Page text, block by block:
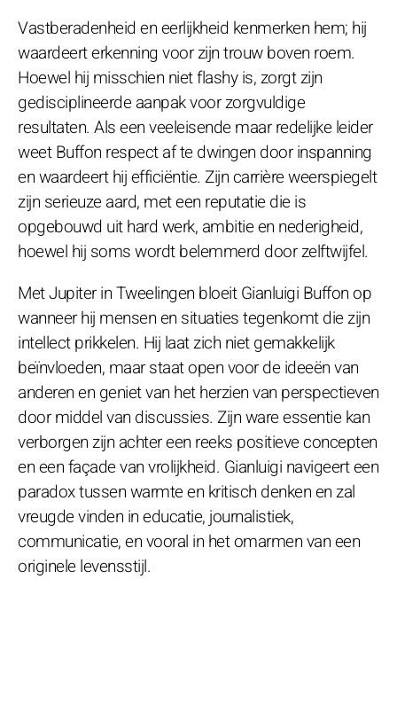
Vastberadenheid en eerlijkheid kenmerken hem; hij
waardeert erkenning voor zijn trouw boven roem.
Hoewel hij misschien niet flashy is, zorgt zijn
gedisciplineerde aanpak voor zorgvuldige
resultaten. Als een veeleisende maar redelijke leider
weet Buffon respect af te dwingen door inspanning
en waardeert hij efficiëntie. Zijn carrière weerspiegelt
zijn serieuze aard, met een reputatie die is
opgebouwd uit hard werk, ambitie en nederigheid,
hoewel hij soms wordt belemmerd door zelftwijfel.
Met Jupiter in Tweelingen bloeit Gianluigi Buffon op
wanneer hij mensen en situaties tegenkomt die zijn
intellect prikkelen. Hij laat zich niet gemakkelijk
beïnvloeden, maar staat open voor de ideeën van
anderen en geniet van het herzien van perspectieven
door middel van discussies. Zijn ware essentie kan
verborgen zijn achter een reeks positieve concepten
en een façade van vrolijkheid. Gianluigi navigeert een
paradox tussen warmte en kritisch denken en zal
vreugde vinden in educatie, journalistiek,
communicatie, en vooral in het omarmen van een
originele levensstijl.